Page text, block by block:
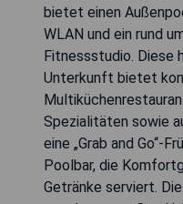
bietet einen
WLAN und ein rund
Fitnessstudio. Diese
Unterkunft bietet
Spezialitäten sowie
eine „Grab and Go“-
Poolbar, die
Getränke serviert.